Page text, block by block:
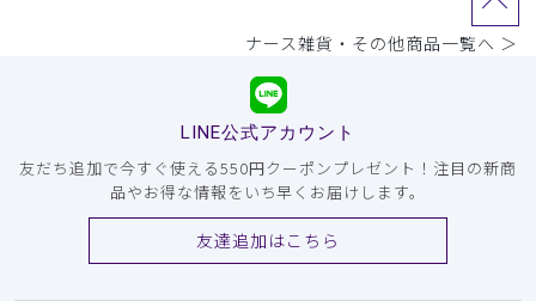
ナース雑貨・その他商品一覧へ ＞
LINE公式アカウント
友だち追加で今すぐ使える550円クーポンプレゼント！注目の新商
品やお得な情報をいち早くお届けします。
友達追加はこちら